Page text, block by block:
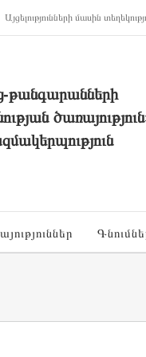
Այցելությունների մասին
թանգարանների